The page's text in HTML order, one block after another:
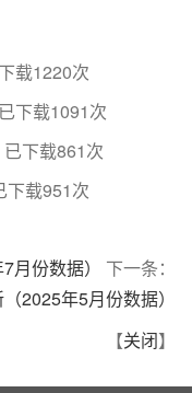
载1220次
下载1091次
已下载861次
下载951次
份数据）
下一条：
2025年5月份数据）
【关闭】